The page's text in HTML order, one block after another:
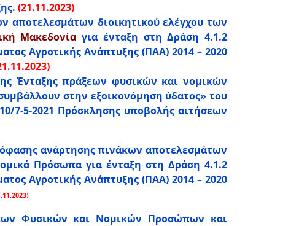
(21.11.2023)
αποτελεσμάτων διοικητικού ελέγχου των
Μακεδονία για ένταξη στη Δράση 4.1.2
Αγροτικής Ανάπτυξης (ΠΑΑ) 2014 – 2020
Ένταξης πράξεων φυσικών και νομικών
στην εξοικονόμηση ύδατος» του
7-5-2021 Πρόσκλησης υποβολής αιτήσεων
ανάρτησης πινάκων αποτελεσμάτων
Πρόσωπα για ένταξη στη Δράση 4.1.2
Αγροτικής Ανάπτυξης (ΠΑΑ) 2014 – 2020
Φυσικών και Νομικών Προσώπων και